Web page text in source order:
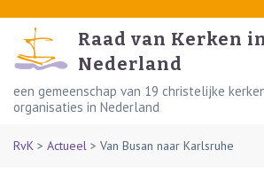
content
(Press
Enter)
Raad van Kerken
Nederland
een gemeenschap van 19 christelijke
organisaties in Nederland
RvK > Actueel > Van Busan naar Karlsruhe